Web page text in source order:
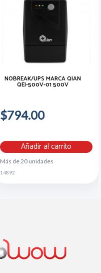
NOBREAK/UPS MARCA QIAN
QEI-500V-01 500V
$794.00
Añadir al carrito
Más de 20 unidades
14892